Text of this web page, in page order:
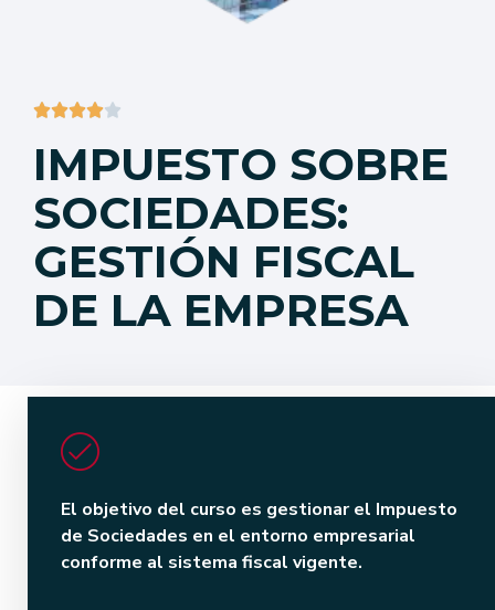

IMPUESTO SOBRE
SOCIEDADES:
GESTIÓN FISCAL
DE LA EMPRESA
El objetivo del curso es gestionar el Impuesto
de Sociedades en el entorno empresarial
conforme al sistema fiscal vigente.